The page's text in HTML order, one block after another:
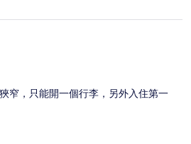
窄，只能開一個行李，另外入住第一